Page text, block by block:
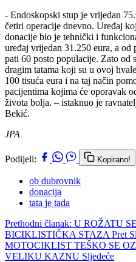
- Endoskopski stup je vrijedan
četiri operacije dnevno. Uređaj
donacije bio je tehnički i
uređaj vrijedan 31.250 eura, a
pati 60 posto populacije. Zato od
dragim tatama koji su u ovoj
100 tisuća eura i na taj način
pacijentima kojima će oporavak
života bolja. – istaknuo je
Bekić.
JPA
Podijeli: Kopirano!
ob dubrovnik
donacija
tata je tada
Prethodni članak: U ROŽATU
BICIKLISTIČKA STAZA Pret
MOTOCIKLIST TEŠKO SE
VELIKU KAZNU Sljedeće